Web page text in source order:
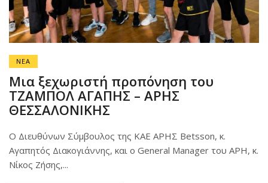
ΝΕΑ
Μια ξεχωριστή προπόνηση του
ΤΖΑΜΠΟΛ ΑΓΑΠΗΣ – ΑΡΗΣ
ΘΕΣΣΑΛΟΝΙΚΗΣ
Ο Διευθύνων Σύμβουλος της ΚΑΕ ΑΡΗΣ Betsson, κ.
Αγαπητός Διακογιάννης, και ο General Manager του ΑΡΗ, κ.
Νίκος Ζήσης,...